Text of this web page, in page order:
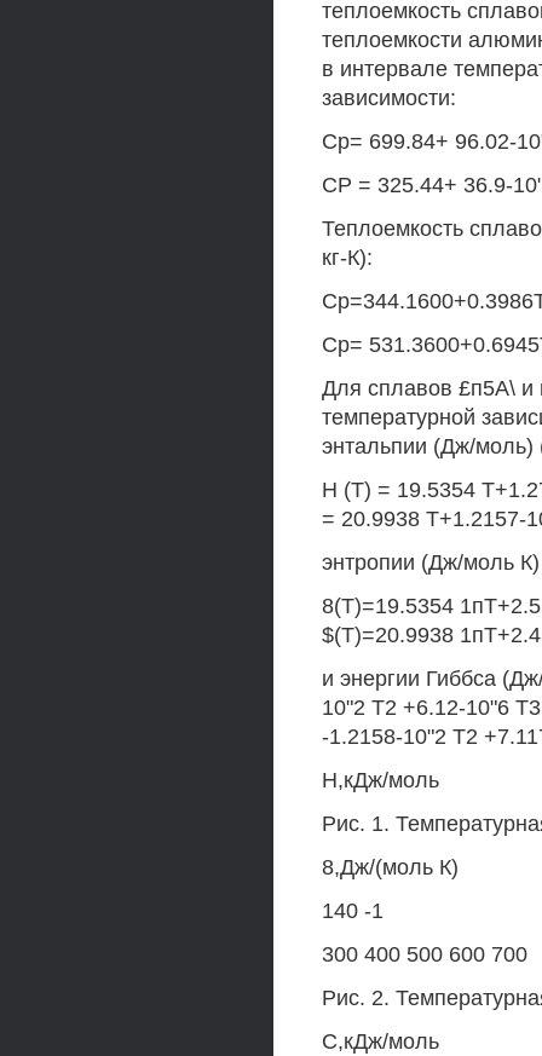
теплоемкость
теплоемкости
в интервале
зависимости:
Ср= 699.84+ 96.02-
СР = 325.44+ 36.9-
Теплоемкость
кг-К):
Ср=
Для сплавов £п5А\
температурной
энтальпии (Дж/моль)
Н (Т) = 19.5354
= 20.9938 Т+1.2157-
энтропии (Дж/моль
8(Т)=19.5354
$(Т)=20.9938
и энергии Гиббса
10"2 Т2 +6.12-10"6
-1.2158-10"2 Т2
Н,кДж/моль
Рис. 1.
8,Дж/(моль К)
140 -1
300 400 500 600 700
Рис. 2.
С,кДж/моль